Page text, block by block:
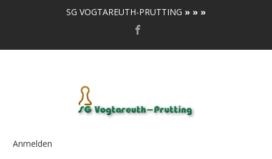
SG VOGTAREUTH-PRUTTING » » »
Anmelden